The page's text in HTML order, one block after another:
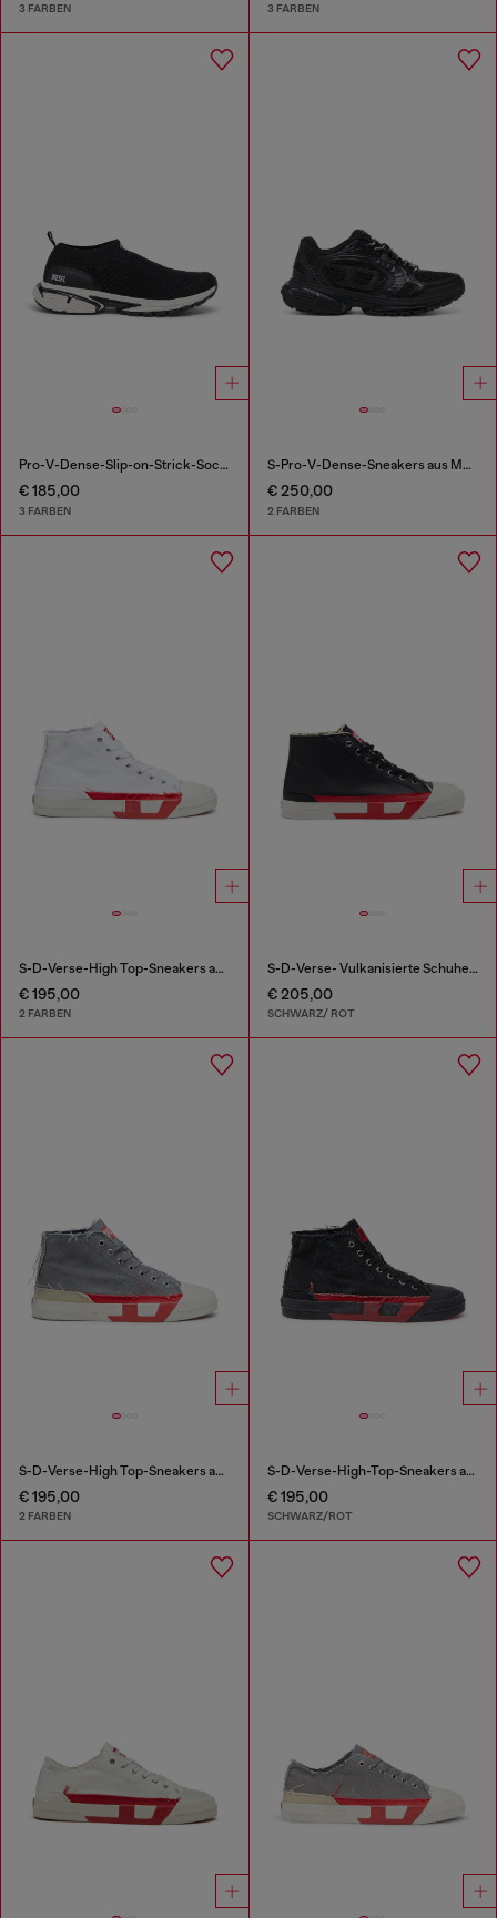
3 FARBEN 3 FARBEN
Pro-V-Dense-Slip-on-Strick-Sockenturnschuhe
€ 185,00
3 FARBEN
S-Pro-V-Dense-Sneakers aus Mesh mit Oval D-Logo
€ 250,00
2 FARBEN
S-D-Verse-High Top-Sneakers aus Canvas mit Schmutz-Effekt
€ 195,00
2 FARBEN
S-D-Verse- Vulkanisierte Schuhe mit D-Logo
€ 205,00
SCHWARZ/ ROT
S-D-Verse-High Top-Sneakers aus Canvas mit Schmutz-Effekt
€ 195,00
2 FARBEN
S-D-Verse-High-Top-Sneakers aus Canvas in vielgetragener Optik
€ 195,00
SCHWARZ/ROT